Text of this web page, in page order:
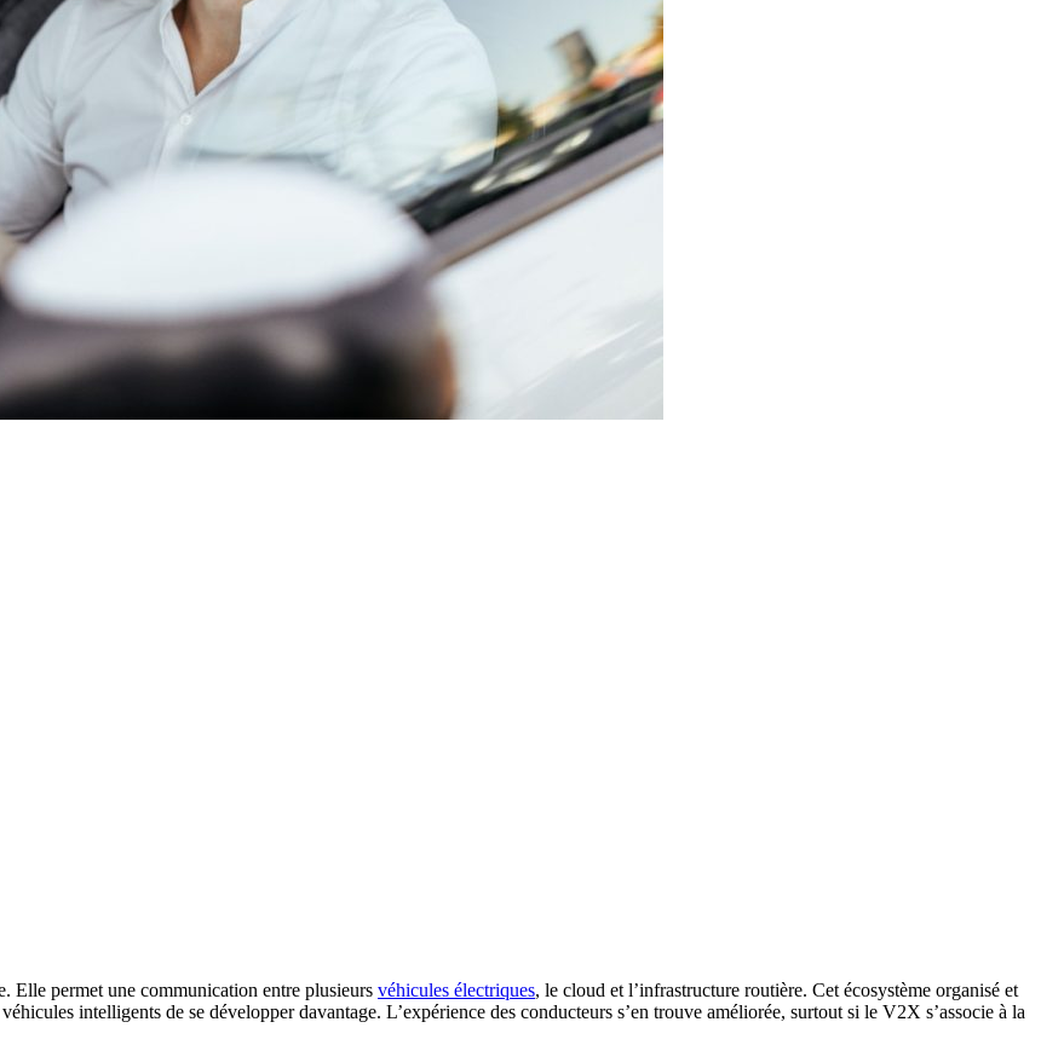
Elle permet une communication entre plusieurs véhicules électriques, le cloud et l’infrastructure routière. Cet écosystème organisé et
intelligents de se développer davantage. L’expérience des conducteurs s’en trouve améliorée, surtout si le V2X s’associe à la